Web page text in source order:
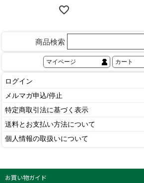
商品検索
マイページ カート
ログイン
メルマガ申込/停止
特定商取引法に基づく表示
送料とお支払い方法について
個人情報の取扱いについて
お買い物ガイド